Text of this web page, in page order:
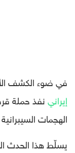
في ضوء الكشف
إيرانينفذ حملة
الهجمات
يسلّط هذا الحدث